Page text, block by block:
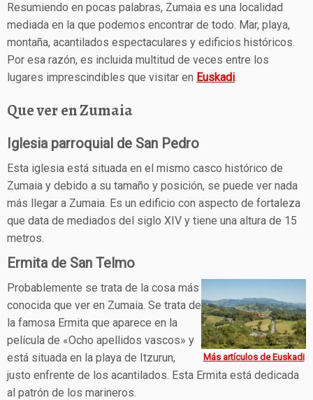
Resumiendo en pocas palabras, Zumaia es una localidad
mediada en la que podemos encontrar de todo. Mar, playa,
montaña, acantilados espectaculares y edificios históricos.
Por esa razón, es incluida multitud de veces entre los
lugares imprescindibles que visitar en Euskadi.
Que ver en Zumaia
Iglesia parroquial de San Pedro
Esta iglesia está situada en el mismo casco histórico de
Zumaia y debido a su tamaño y posición, se puede ver nada
más llegar a Zumaia. Es un edificio con aspecto de fortaleza
que data de mediados del siglo XIV y tiene una altura de 15
metros.
Ermita de San Telmo
Más artículos de Euskadi
Probablemente se trata de la cosa más
conocida que ver en Zumaia. Se trata de
la famosa Ermita que aparece en la
película de «Ocho apellidos vascos» y
está situada en la playa de Itzurun,
justo enfrente de los acantilados. Esta Ermita está dedicada
al patrón de los marineros.